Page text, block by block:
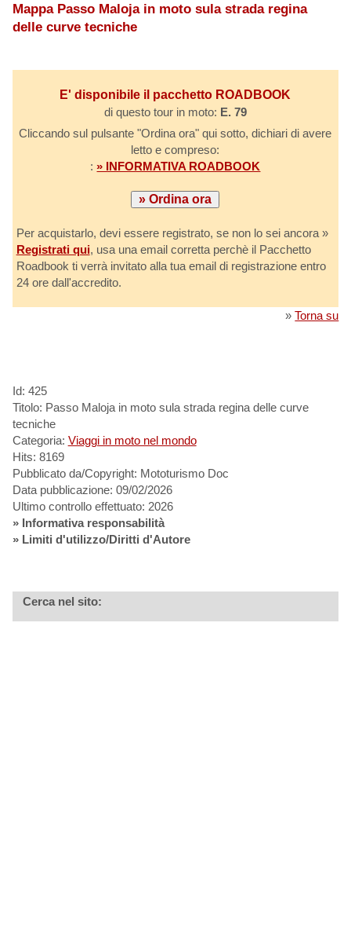
Mappa Passo Maloja in moto sula strada regina
delle curve tecniche
E' disponibile il pacchetto ROADBOOK
di questo tour in moto: E. 79
Cliccando sul pulsante "Ordina ora" qui sotto, dichiari di avere
letto e compreso:
:» INFORMATIVA ROADBOOK
Per acquistarlo, devi essere registrato, se non lo sei ancora »
Registrati qui, usa una email corretta perchè il Pacchetto
Roadbook ti verrà invitato alla tua email di registrazione entro
24 ore dall'accredito.
»Torna su
Id: 425
Titolo: Passo Maloja in moto sula strada regina delle curve
tecniche
Categoria: Viaggi in moto nel mondo
Hits: 8169
Pubblicato da/Copyright: Mototurismo Doc
Data pubblicazione: 09/02/2026
Ultimo controllo effettuato: 2026
» Informativa responsabilità
» Limiti d'utilizzo/Diritti d'Autore
Cerca nel sito: